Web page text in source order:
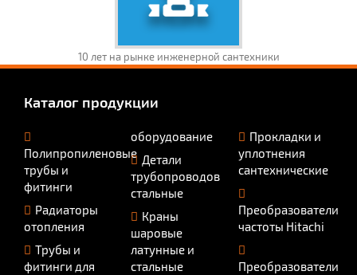
10 лет на рынке инженерной сантехники
Каталог продукции
Полипропиленовые
трубы и
фитинги
Радиаторы
отопления
Трубы и
фитинги для
оборудование
Детали
трубопроводов
стальные
Краны
шаровые
латунные и
стальные
Прокладки и
уплотнения
сантехнические
Преобразователи
частоты Hitachi
Преобразователи